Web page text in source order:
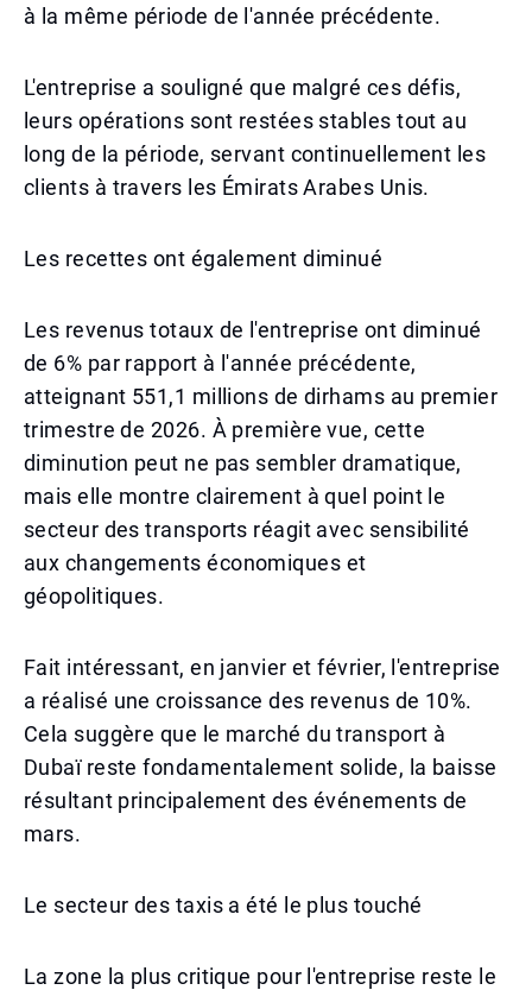
à la même période de l'année précédente.
L'entreprise a souligné que malgré ces défis,
leurs opérations sont restées stables tout au
long de la période, servant continuellement les
clients à travers les Émirats Arabes Unis.
Les recettes ont également diminué
Les revenus totaux de l'entreprise ont diminué
de 6% par rapport à l'année précédente,
atteignant 551,1 millions de dirhams au premier
trimestre de 2026. À première vue, cette
diminution peut ne pas sembler dramatique,
mais elle montre clairement à quel point le
secteur des transports réagit avec sensibilité
aux changements économiques et
géopolitiques.
Fait intéressant, en janvier et février, l'entreprise
a réalisé une croissance des revenus de 10%.
Cela suggère que le marché du transport à
Dubaï reste fondamentalement solide, la baisse
résultant principalement des événements de
mars.
Le secteur des taxis a été le plus touché
La zone la plus critique pour l'entreprise reste le